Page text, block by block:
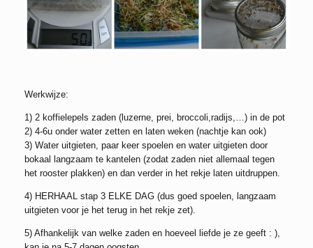
Werkwijze:
1) 2 koffielepels zaden (luzerne, prei, broccoli,radijs,…) in de pot
2) 4-6u onder water zetten en laten weken (nachtje kan ook)
3) Water uitgieten, paar keer spoelen en water uitgieten door
bokaal langzaam te kantelen (zodat zaden niet allemaal tegen
het rooster plakken) en dan verder in het rekje laten uitdruppen.
4) HERHAAL stap 3 ELKE DAG (dus goed spoelen, langzaam
uitgieten voor je het terug in het rekje zet).
5) Afhankelijk van welke zaden en hoeveel liefde je ze geeft : ),